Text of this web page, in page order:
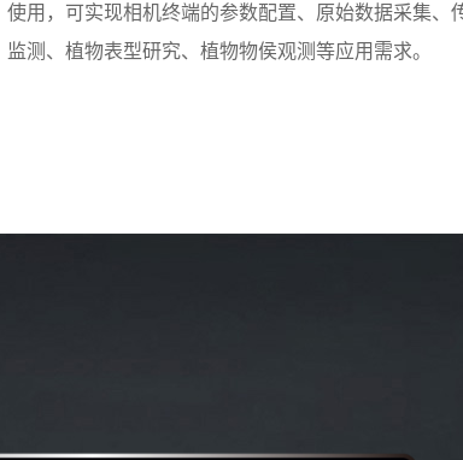
使用，可实现相机终端的参数配置、原始数据采集、
监测、植物表型研究、植物物侯观测等应用需求。